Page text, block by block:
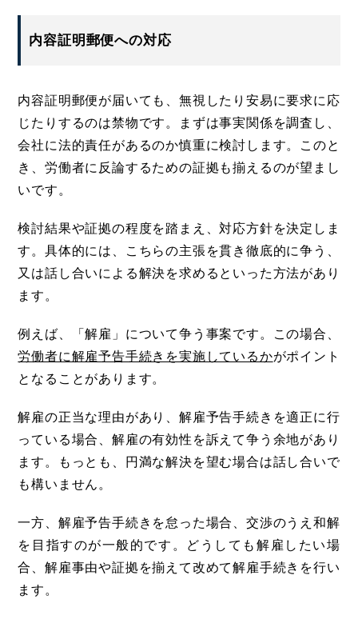
内容証明郵便への対応
内容証明郵便が届いても、無視したり安易に要求に応
じたりするのは禁物です。まずは事実関係を調査し、
会社に法的責任があるのか慎重に検討します。このと
き、労働者に反論するための証拠も揃えるのが望まし
いです。
検討結果や証拠の程度を踏まえ、対応方針を決定しま
す。具体的には、こちらの主張を貫き徹底的に争う、
又は話し合いによる解決を求めるといった方法があり
ます。
例えば、「解雇」について争う事案です。この場合、
労働者に解雇予告手続きを実施しているかがポイント
となることがあります。
解雇の正当な理由があり、解雇予告手続きを適正に行
っている場合、解雇の有効性を訴えて争う余地があり
ます。もっとも、円満な解決を望む場合は話し合いで
も構いません。
一方、解雇予告手続きを怠った場合、交渉のうえ和解
を目指すのが一般的です。どうしても解雇したい場
合、解雇事由や証拠を揃えて改めて解雇手続きを行い
ます。